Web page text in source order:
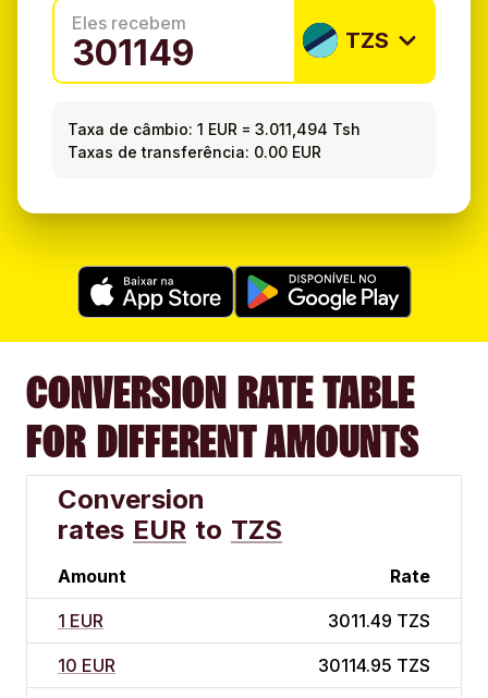
Eles recebem
TZS
Taxa de câmbio: 1 EUR =3.011,494 Tsh
Taxas de transferência: 0.00 EUR
CONVERSION RATE TABLE
FOR DIFFERENT AMOUNTS
Conversion
rates EUR to TZS
Amount Rate
1 EUR 3011.49 TZS
10 EUR 30114.95 TZS